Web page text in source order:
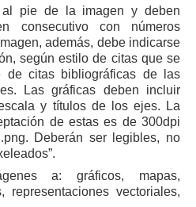
pie de la imagen y deben
consecutivo con números
además, debe indicarse
según estilo de citas que se
de citas bibliográficas de las
Las gráficas deben incluir
y títulos de los ejes. La
de estas es de 300dpi
Deberán ser legibles, no
a: gráficos, mapas,
representaciones vectoriales,